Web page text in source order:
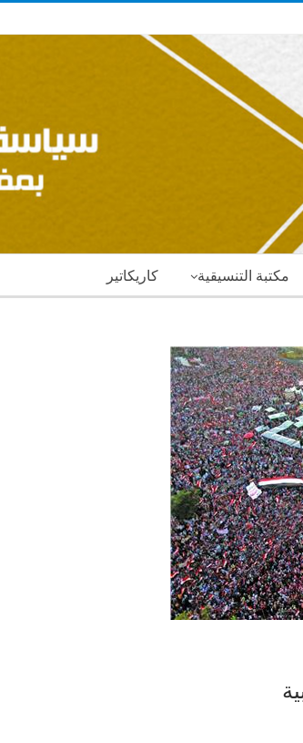
كاريكاتير مكتبة التنسيقية